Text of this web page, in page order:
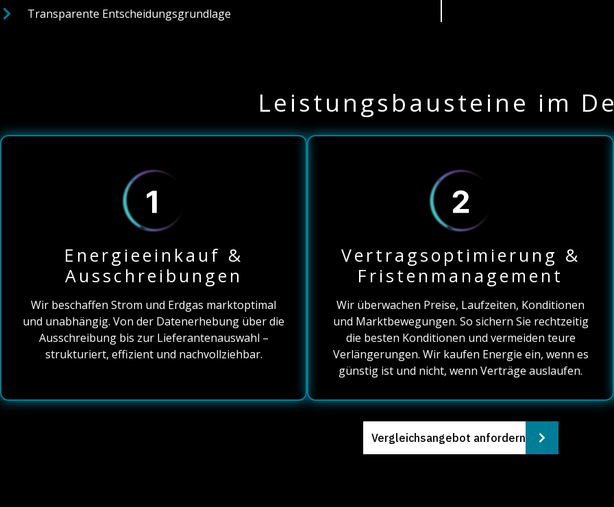
Transparente Entscheidungsgrundlage
Leistungsbausteine im
Energieeinkauf &
Ausschreibungen
Wir beschaffen Strom und Erdgas marktoptimal
und unabhängig. Von der Datenerhebung über die
Ausschreibung bis zur Lieferantenauswahl –
strukturiert, effizient und nachvollziehbar.
Vertragsoptimierung &
Fristenmanagement
Wir überwachen Preise, Laufzeiten, Konditionen
und Marktbewegungen. So sichern Sie rechtzeitig
die besten Konditionen und vermeiden teure
Verlängerungen. Wir kaufen Energie ein, wenn es
günstig ist und nicht, wenn Verträge auslaufen.
Vergleichsangebot anfordern